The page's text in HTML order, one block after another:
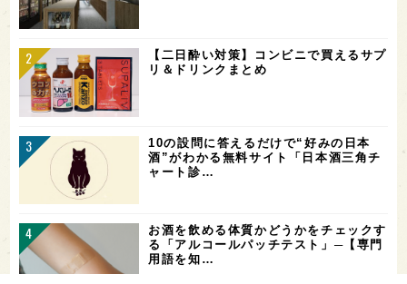
【二日酔い対策】コンビニで買えるサプ
リ＆ドリンクまとめ
10の設問に答えるだけで“好みの日本
酒”がわかる無料サイト「日本酒三角チ
ャート診…
お酒を飲める体質かどうかをチェックす
る「アルコールパッチテスト」─【専門
用語を知…